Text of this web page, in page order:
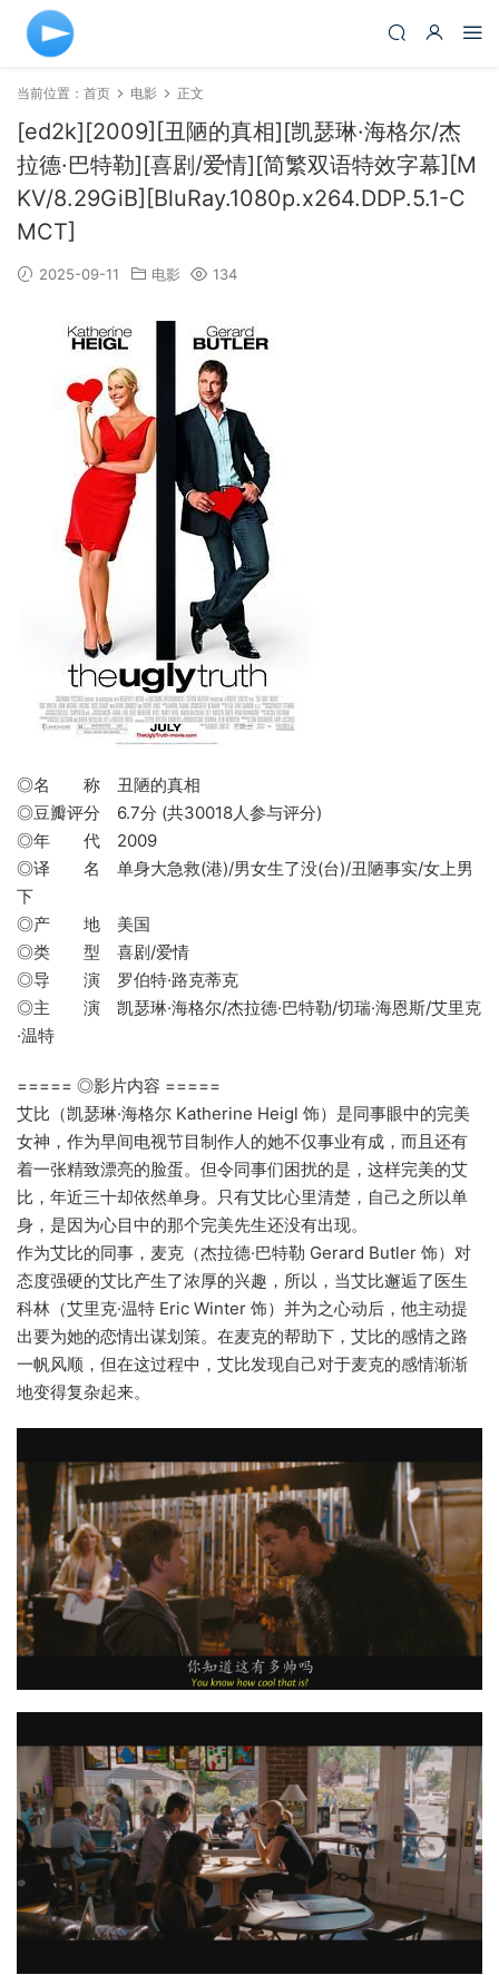
当前位置： 首页 电影 正文
[ed2k][2009][丑陋的真相][凯瑟琳·海格尔/杰
拉德·巴特勒][喜剧/爱情][简繁双语特效字幕][M
KV/8.29GiB][BluRay.1080p.x264.DDP.5.1-C
MCT]
2025-09-11 电影 134
◎名 称 丑陋的真相
◎豆瓣评分 6.7分 (共30018人参与评分)
◎年 代 2009
◎译 名 单身大急救(港)/男女生了没(台)/丑陋事实/女上男
下
◎产 地 美国
◎类 型 喜剧/爱情
◎导 演 罗伯特·路克蒂克
◎主 演 凯瑟琳·海格尔/杰拉德·巴特勒/切瑞·海恩斯/艾里克
·温特
===== ◎影片内容 =====
艾比（凯瑟琳·海格尔 Katherine Heigl 饰）是同事眼中的完美
女神，作为早间电视节目制作人的她不仅事业有成，而且还有
着一张精致漂亮的脸蛋。但令同事们困扰的是，这样完美的艾
比，年近三十却依然单身。只有艾比心里清楚，自己之所以单
身，是因为心目中的那个完美先生还没有出现。
作为艾比的同事，麦克（杰拉德·巴特勒 Gerard Butler 饰）对
态度强硬的艾比产生了浓厚的兴趣，所以，当艾比邂逅了医生
科林（艾里克·温特 Eric Winter 饰）并为之心动后，他主动提
出要为她的恋情出谋划策。在麦克的帮助下，艾比的感情之路
一帆风顺，但在这过程中，艾比发现自己对于麦克的感情渐渐
地变得复杂起来。